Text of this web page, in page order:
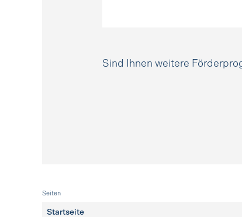
Sind Ihnen weitere
Fusszeile
Seiten
Startseite